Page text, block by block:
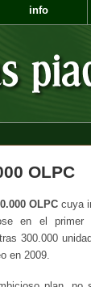
info
OLPC
OLPC cuya
en el
300.000
en 2009.